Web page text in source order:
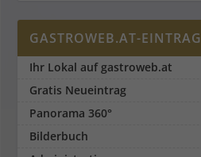
GASTROWEB.AT-EINTRAG
Ihr Lokal auf gastroweb.at
Gratis Neueintrag
Panorama 360°
Bilderbuch